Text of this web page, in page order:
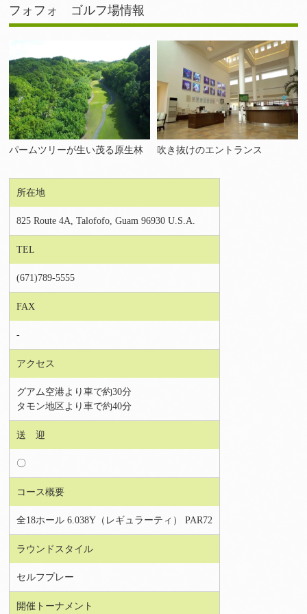
フォフォ ゴルフ場情報
パームツリーが生い茂る原生林 吹き抜けのエントランス
所在地
825 Route 4A, Talofofo, Guam 96930 U.S.A.
TEL
(671)789-5555
FAX
-
アクセス
グアム空港より車で約30分
タモン地区より車で約40分
送 迎
〇
コース概要
全18ホール 6.038Y（レギュラーティ） PAR72
ラウンドスタイル
セルフプレー
開催トーナメント